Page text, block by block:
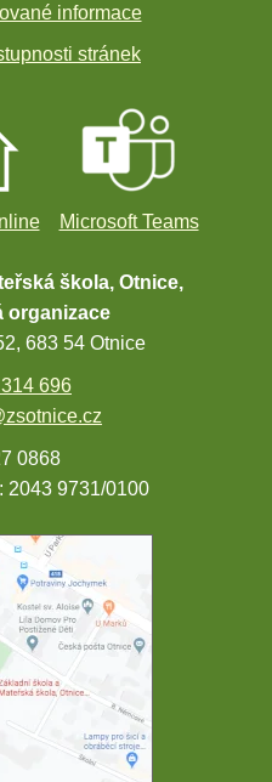
informace
stránek
Microsoft Teams
škola, Otnice,
organizace
683 54 Otnice
696
0868
2043 9731/0100